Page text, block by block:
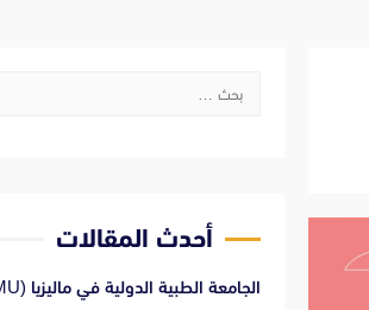
البحث
أحدث المقالات
الجامعة الطبية الدولية في ماليزيا (IMU)